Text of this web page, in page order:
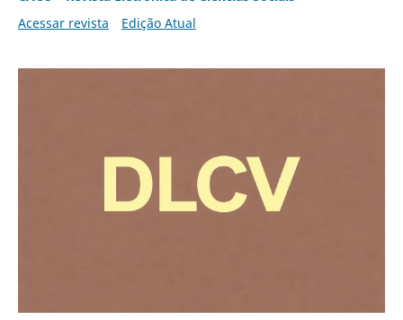
Acessar revista
Edição Atual